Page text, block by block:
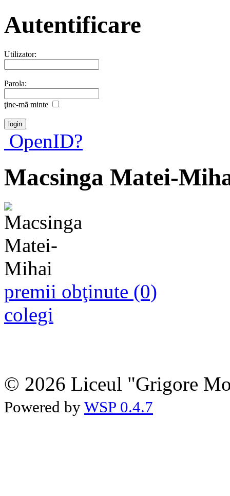
Autentificare
Utilizator:
Parola:
ţine-mã minte
OpenID?
Macsinga Matei-
premii obţinute (0)
colegi
© 2026 Liceul "Grigore
Powered by WSP 0.4.7